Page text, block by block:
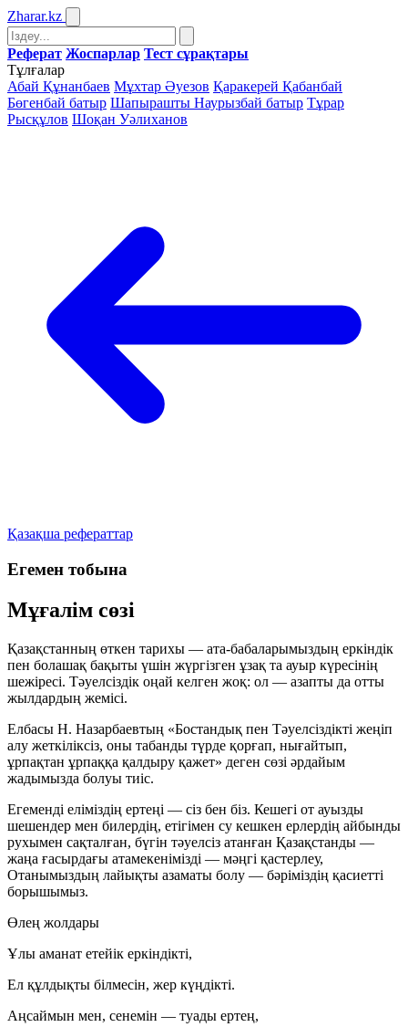
Zharar.kz
Реферат Жоспарлар Тест сұрақтары
Тұлғалар
Абай Құнанбаев Мұхтар Әуезов Қаракерей Қабанбай
Бөгенбай батыр Шапырашты Наурызбай батыр Тұрар
Рысқұлов Шоқан Уәлиханов
Қазақша рефераттар
Егемен тобына
Мұғалім сөзі
Қазақстанның өткен тарихы — ата-бабаларымыздың еркіндік
пен болашақ бақыты үшін жүргізген ұзақ та ауыр күресінің
шежіресі. Тәуелсіздік оңай келген жоқ: ол — азапты да отты
жылдардың жемісі.
Елбасы Н. Назарбаевтың «Бостандық пен Тәуелсіздікті жеңіп
алу жеткіліксіз, оны табанды түрде қорғап, нығайтып,
ұрпақтан ұрпаққа қалдыру қажет» деген сөзі әрдайым
жадымызда болуы тиіс.
Егеменді еліміздің ертеңі — сіз бен біз. Кешегі от ауызды
шешендер мен билердің, етігімен су кешкен ерлердің айбынды
рухымен сақталған, бүгін тәуелсіз атанған Қазақстанды —
жаңа ғасырдағы атамекенімізді — мәңгі қастерлеу,
Отанымыздың лайықты азаматы болу — бәріміздің қасиетті
борышымыз.
Өлең жолдары
Ұлы аманат етейік еркіндікті,
Ел құлдықты білмесін, жер күңдікті.
Аңсаймын мен, сенемін — туады ертең,